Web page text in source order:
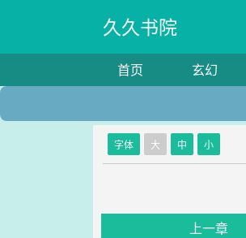
久久书院
首页 玄幻
字体 大 中 小
上一章